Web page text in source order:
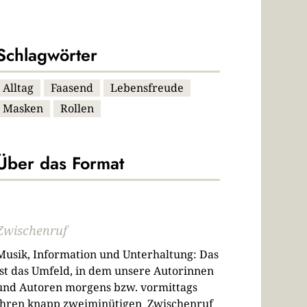
Alltag Faasend
Lebensfreude
Masken
Rollen
das Format
Information und Unterhaltung: Das
das Umfeld, in dem unsere Autorinnen
Autoren morgens bzw. vormittags
knapp zweiminütigen Zwischenruf